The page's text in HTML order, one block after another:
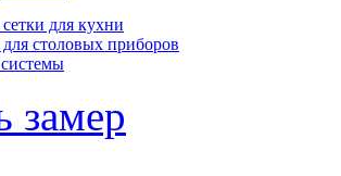
для кухни
столовых приборов
замер